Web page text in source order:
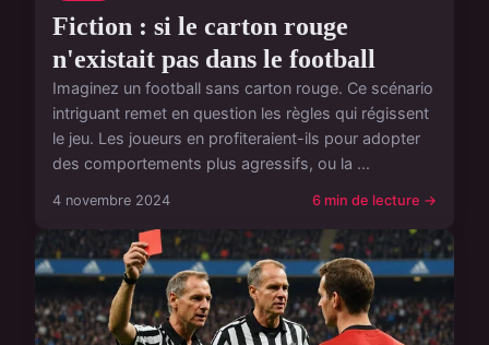
Fiction : si le carton rouge
n'existait pas dans le football
Imaginez un football sans carton rouge. Ce scénario
intriguant remet en question les règles qui régissent
le jeu. Les joueurs en profiteraient-ils pour adopter
des comportements plus agressifs, ou la ...
4 novembre 2024 6 min de lecture →